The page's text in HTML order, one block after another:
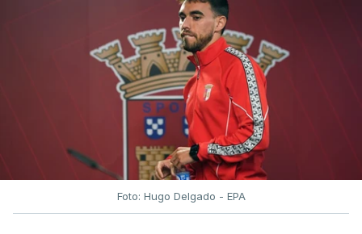
Foto: Hugo Delgado - EPA